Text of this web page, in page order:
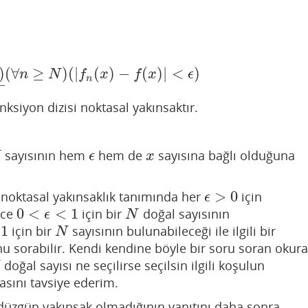
(∀n ≥ N )( fn (x) − f(x) < ϵ)
)_(∀n ≥N)(|fn x)− f(x)| <ϵ
dizisi noktasal yakınsaktır.
sayısının hem ϵ
ϵ hem dex
x sayısına bağlı olduğuna
yakınsaklık tanımında her ϵ > 0
ϵ>0
için
0 < ϵ < 1
0<ϵ< 1 için birN
N doğal sayısının
1 için birN
N sayısının bulunabileceği ile ilgili bir
sorabilir. Kendi kendine böyle bir soru soran okura
doğal sayısı ne seçilirse seçilsin ilgili koşulun
tavsiye ederim.